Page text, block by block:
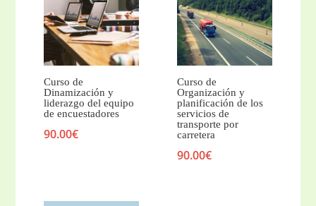
Curso de
Dinamización y
liderazgo del equipo
de encuestadores
90.00€
Curso de
Organización y
planificación de los
servicios de
transporte por
carretera
90.00€